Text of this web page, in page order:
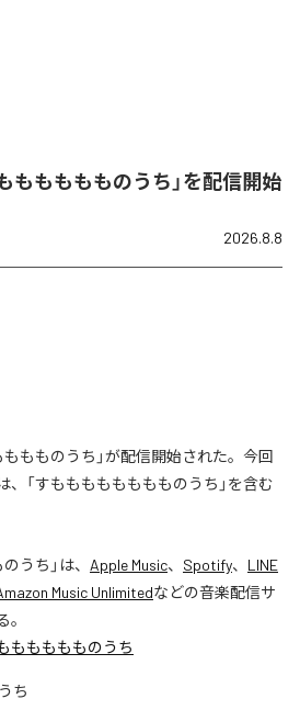
ももももものうち」を配信開始
2026.8.8
もものうち」が配信開始された。今回
「すもももももももものうち」を含む
うち 」は、 Apple Music、 Spotify、 LINE
Music Unlimitedなどの音楽配信サ
ももももものうち